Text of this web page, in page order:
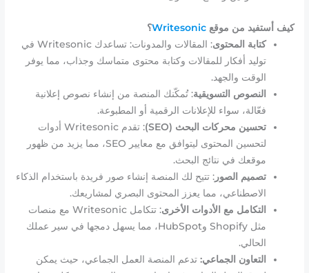
كيف أستفيد من موقعWritesonic؟
كتابة المحتوى
: المقالات والمدونات: تساعدك Writesonic في
توليد أفكار للمقالات وكتابة محتوى متماسك وجذاب، مما يوفر
الوقت والجهد.
النصوص التسويقية: تُمكّنك المنصة من إنشاء نصوص إعلانية
فعّالة، سواء للإعلانات الرقمية أو المطبوعة.
تحسين محركات البحث (SEO)
: تقدم Writesonic أدوات
لتحسين المحتوى ليتوافق مع معايير SEO، مما يزيد من ظهور
موقعك في نتائج البحث.
تصميم الصور: تتيح لك المنصة إنشاء صور فريدة باستخدام الذكاء
الاصطناعي، مما يعزز المحتوى البصري لمشاريعك.
التكامل مع الأدوات الأخرى
: تتكامل Writesonic مع منصات
مثل Shopify وHubSpot، مما يسهل دمجها في سير عملك
الحالي.
التعاون الجماعي: تدعم المنصة العمل الجماعي، حيث يمكن